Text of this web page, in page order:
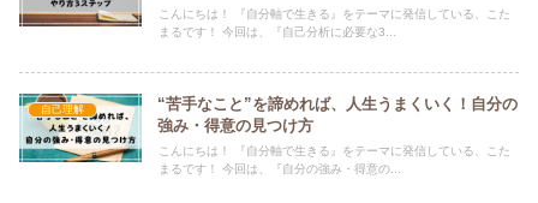
こんにちは！ 『自分軸で生きる』をテーマに発信している、こた
まるです！ 今回は、『自己分析に必要な3...
自己理解
“苦手なこと”を諦めれば、人生うまくいく！自分の
強み・得意の見つけ方
こんにちは！ 『自分軸で生きる』をテーマに発信している、こた
まるです！ 今回は、『自分の強み・得意の...